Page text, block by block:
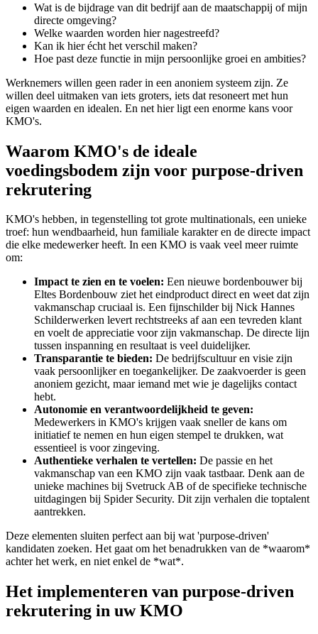
Wat is de bijdrage van dit bedrijf aan de maatschappij of mijn
directe omgeving?
Welke waarden worden hier nagestreefd?
Kan ik hier écht het verschil maken?
Hoe past deze functie in mijn persoonlijke groei en ambities?
Werknemers willen geen rader in een anoniem systeem zijn. Ze
willen deel uitmaken van iets groters, iets dat resoneert met hun
eigen waarden en idealen. En net hier ligt een enorme kans voor
KMO's.
Waarom KMO's de ideale
voedingsbodem zijn voor purpose-driven
rekrutering
KMO's hebben, in tegenstelling tot grote multinationals, een unieke
troef: hun wendbaarheid, hun familiale karakter en de directe impact
die elke medewerker heeft. In een KMO is vaak veel meer ruimte
om:
Impact te zien en te voelen: Een nieuwe bordenbouwer bij
Eltes Bordenbouw ziet het eindproduct direct en weet dat zijn
vakmanschap cruciaal is. Een fijnschilder bij Nick Hannes
Schilderwerken levert rechtstreeks af aan een tevreden klant
en voelt de appreciatie voor zijn vakmanschap. De directe lijn
tussen inspanning en resultaat is veel duidelijker.
Transparantie te bieden: De bedrijfscultuur en visie zijn
vaak persoonlijker en toegankelijker. De zaakvoerder is geen
anoniem gezicht, maar iemand met wie je dagelijks contact
hebt.
Autonomie en verantwoordelijkheid te geven:
Medewerkers in KMO's krijgen vaak sneller de kans om
initiatief te nemen en hun eigen stempel te drukken, wat
essentieel is voor zingeving.
Authentieke verhalen te vertellen: De passie en het
vakmanschap van een KMO zijn vaak tastbaar. Denk aan de
unieke machines bij Svetruck AB of de specifieke technische
uitdagingen bij Spider Security. Dit zijn verhalen die toptalent
aantrekken.
Deze elementen sluiten perfect aan bij wat 'purpose-driven'
kandidaten zoeken. Het gaat om het benadrukken van de *waarom*
achter het werk, en niet enkel de *wat*.
Het implementeren van purpose-driven
rekrutering in uw KMO